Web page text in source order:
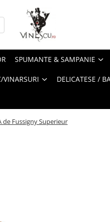
SPUMANTE & SAMPANIE
DELICATESE /
de Fussigny Superieur